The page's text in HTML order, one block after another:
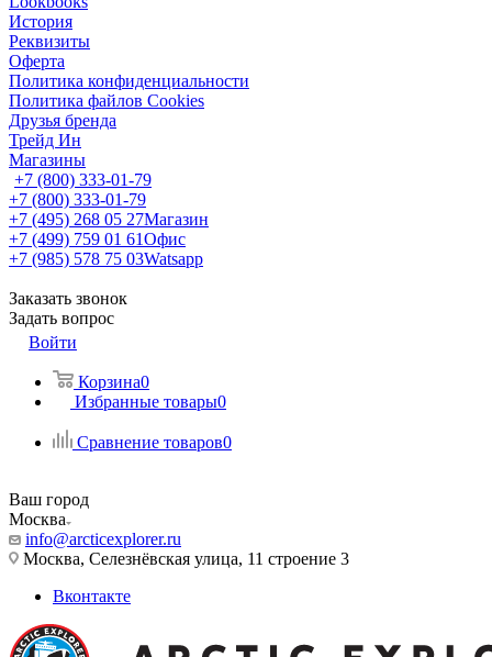
История
Реквизиты
Оферта
Политика конфиденциальности
Политика файлов Cookies
Друзья бренда
Трейд Ин
Магазины
+7 (800) 333-01-79
+7 (800) 333-01-79
+7 (495) 268 05 27Магазин
+7 (499) 759 01 61Офис
+7 (985) 578 75 03Watsapp
Заказать звонок
Задать вопрос
Войти
Корзина0
Избранные товары0
Сравнение товаров0
Ваш город
Москва
info@arcticexplorer.ru
Москва, Селезнёвская улица, 11 строение 3
Вконтакте